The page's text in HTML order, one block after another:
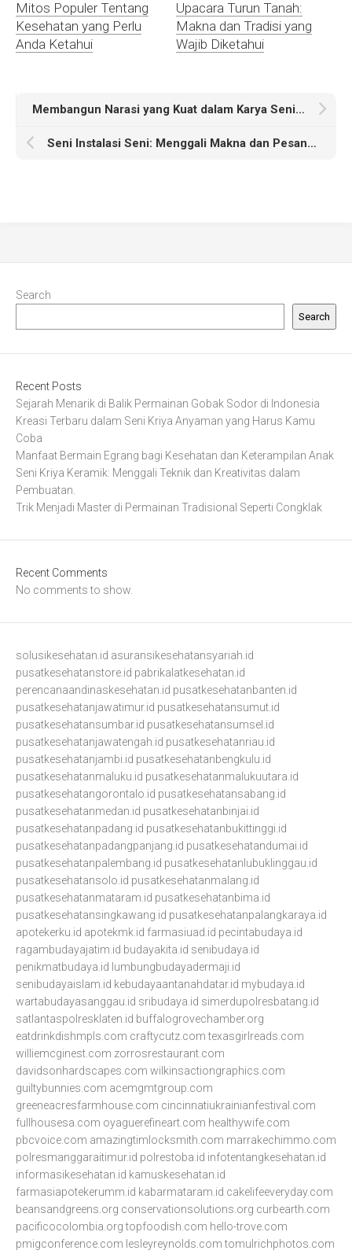
Mitos Populer Tentang
Kesehatan yang Perlu
Anda Ketahui
Upacara Turun Tanah:
Makna dan Tradisi yang
Wajib Diketahui
Membangun Narasi yang Kuat dalam Karya Seni Video Art Anda
Seni Instalasi Seni: Menggali Makna dan Pesannya dalam Budaya Kontemporer
Search
Search
Recent Posts
Sejarah Menarik di Balik Permainan Gobak Sodor di Indonesia
Kreasi Terbaru dalam Seni Kriya Anyaman yang Harus Kamu
Coba
Manfaat Bermain Egrang bagi Kesehatan dan Keterampilan Anak
Seni Kriya Keramik: Menggali Teknik dan Kreativitas dalam
Pembuatan.
Trik Menjadi Master di Permainan Tradisional Seperti Congklak
Recent Comments
No comments to show.
solusikesehatan.id asuransikesehatansyariah.id
pusatkesehatanstore.id pabrikalatkesehatan.id
perencanaandinaskesehatan.id pusatkesehatanbanten.id
pusatkesehatanjawatimur.id pusatkesehatansumut.id
pusatkesehatansumbar.id pusatkesehatansumsel.id
pusatkesehatanjawatengah.id pusatkesehatanriau.id
pusatkesehatanjambi.id pusatkesehatanbengkulu.id
pusatkesehatanmaluku.id pusatkesehatanmalukuutara.id
pusatkesehatangorontalo.id pusatkesehatansabang.id
pusatkesehatanmedan.id pusatkesehatanbinjai.id
pusatkesehatanpadang.id pusatkesehatanbukittinggi.id
pusatkesehatanpadangpanjang.id pusatkesehatandumai.id
pusatkesehatanpalembang.id pusatkesehatanlubuklinggau.id
pusatkesehatansolo.id pusatkesehatanmalang.id
pusatkesehatanmataram.id pusatkesehatanbima.id
pusatkesehatansingkawang.id pusatkesehatanpalangkaraya.id
apotekerku.id apotekmk.id farmasiuad.id pecintabudaya.id
ragambudayajatim.id budayakita.id senibudaya.id
penikmatbudaya.id lumbungbudayadermaji.id
senibudayaislam.id kebudayaantanahdatar.id mybudaya.id
wartabudayasanggau.id sribudaya.id simerdupolresbatang.id
satlantaspolresklaten.id buffalogrovechamber.org
eatdrinkdishmpls.com craftycutz.com texasgirlreads.com
williemcginest.com zorrosrestaurant.com
davidsonhardscapes.com wilkinsactiongraphics.com
guiltybunnies.com acemgmtgroup.com
greeneacresfarmhouse.com cincinnatiukrainianfestival.com
fullhousesa.com oyaguerefineart.com healthywife.com
pbcvoice.com amazingtimlocksmith.com marrakechimmo.com
polresmanggaraitimur.id polrestoba.id infotentangkesehatan.id
informasikesehatan.id kamuskesehatan.id
farmasiapotekerumm.id kabarmataram.id cakelifeeveryday.com
beansandgreens.org conservationsolutions.org curbearth.com
pacificocolombia.org topfoodish.com hello-trove.com
pmigconference.com lesleyreynolds.com tomulrichphotos.com